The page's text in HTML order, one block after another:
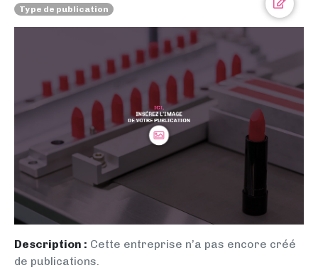
Type de publication
Description : Cette entreprise n’a pas encore créé
de publications.